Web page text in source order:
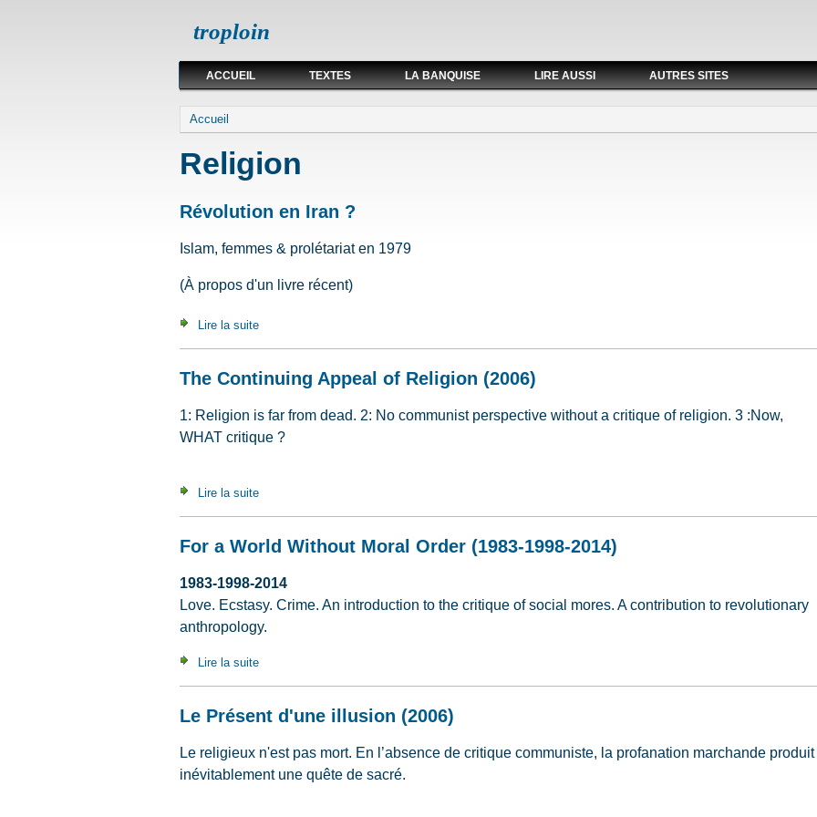
troploin
ACCUEIL TEXTES LA BANQUISE LIRE AUSSI AUTRES SITES
Vous êtes ici
Accueil
Religion
Révolution en Iran ?
Islam, femmes & prolétariat en 1979
(À propos d'un livre récent)
Lire la suite
The Continuing Appeal of Religion (2006)
1: Religion is far from dead. 2: No communist perspective without a critique of religion. 3 :Now,
WHAT critique ?
Lire la suite
For a World Without Moral Order (1983-1998-2014)
1983-1998-2014
Love. Ecstasy. Crime. An introduction to the critique of social mores. A contribution to revolutionary
anthropology.
Lire la suite
Le Présent d'une illusion (2006)
Le religieux n'est pas mort. En l’absence de critique communiste, la profanation marchande produit
inévitablement une quête de sacré.